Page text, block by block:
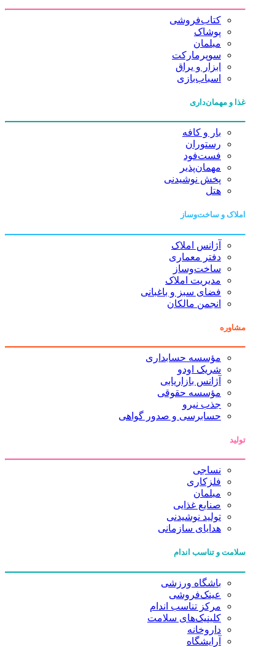
کتاب‌فروشی
پوشاک
مبلمان
سوپرمارکت
ابزار و یراق
اسباب‌بازی
غذا و مهمان‌داری
بار و کافه
رستوران
فست‌فود
مهمان‌پذیر
پخش نوشیدنی
هتل
املاک و ساخت‌وساز
آژانس املاک
دفتر معماری
ساخت‌وساز
مدیریت املاک
فضای سبز و باغبانی
انجمن مالکان
مشاوره
مؤسسه حسابداری
شریک اودو
آژانس بازاریابی
مؤسسه حقوقی
جذب نیرو
حسابرسی و صدور گواهی
تولید
نساجی
فلزکاری
مبلمان
صنایع غذایی
تولید نوشیدنی
هدایای سازمانی
سلامت و تناسب اندام
باشگاه ورزشی
عینک‌فروشی
مرکز تناسب اندام
کلینیک‌های سلامت
داروخانه
آرایشگاه